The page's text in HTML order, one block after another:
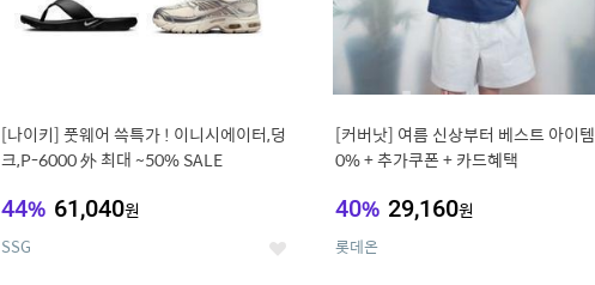
[나이키] 풋웨어 쓱특가 ! 이니시에이터,덩
크,P-6000 外 최대 ~50% SALE
44% 61,040원
SSG 좋
[커버낫] 여름 신상부터 베스트 아이템 ~ 5
0% + 추가쿠폰 + 카드혜택
40% 29,160원
롯데온